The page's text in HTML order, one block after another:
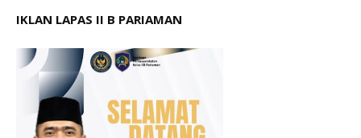
IKLAN LAPAS II B PARIAMAN